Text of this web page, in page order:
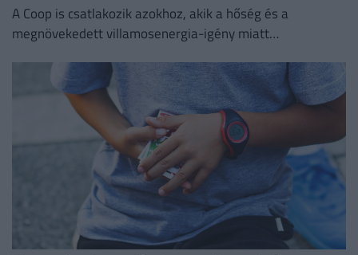
A Coop is csatlakozik azokhoz, akik a hőség és a
megnövekedett villamosenergia-igény miatt